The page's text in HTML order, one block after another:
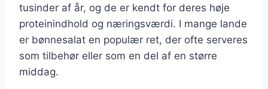
tusinder af år, og de er kendt for deres høje
proteinindhold og næringsværdi. I mange lande
er bønnesalat en populær ret, der ofte serveres
som tilbehør eller som en del af en større
middag.